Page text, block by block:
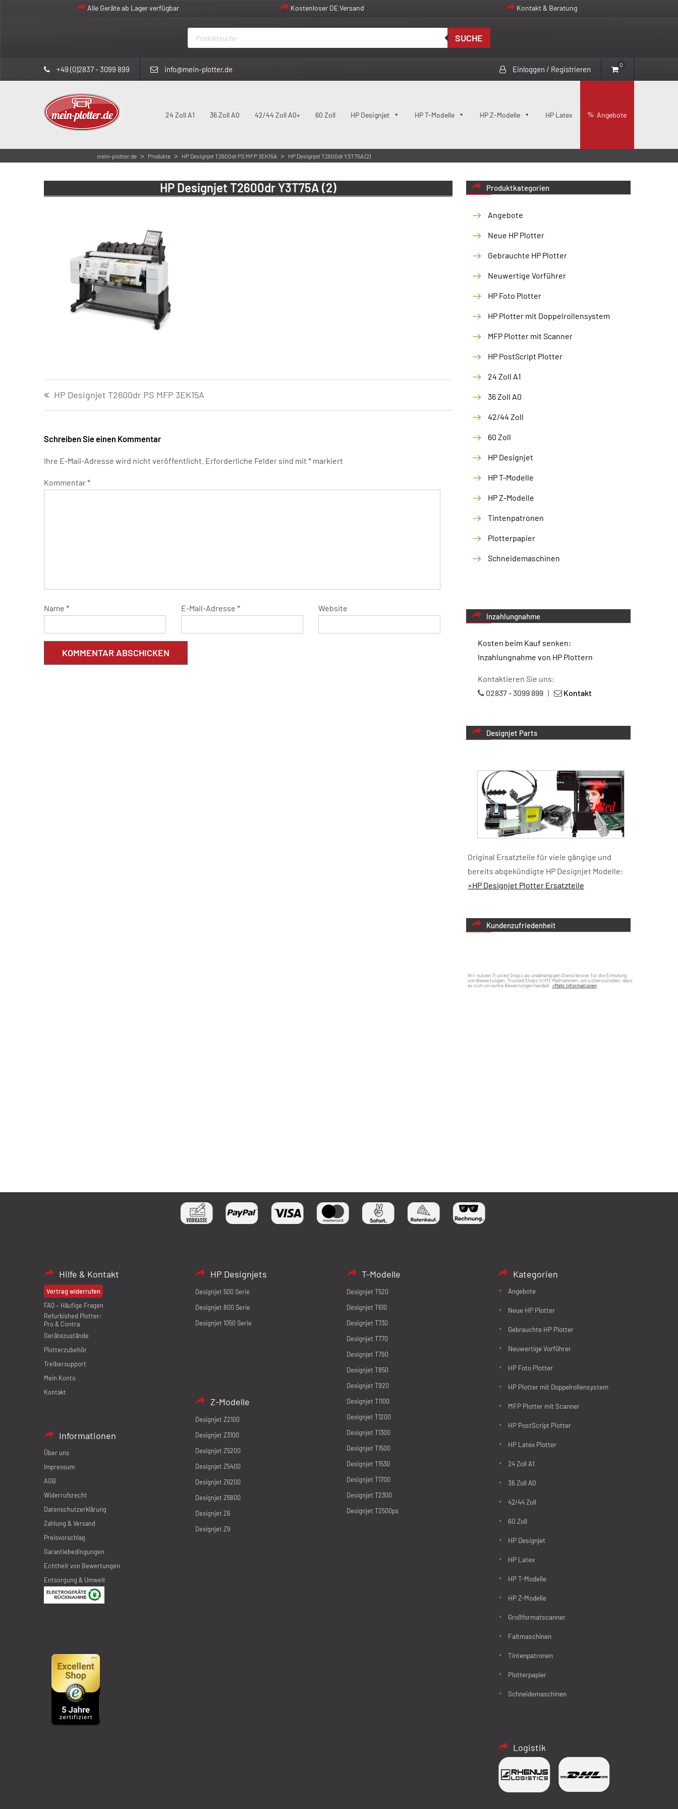
Alle Geräte ab Lager verfügbar Kostenloser DE Versand Kontakt & Beratung
Products
search
SUCHE
+49 (0)2837 - 3099 899 info@mein-plotter.de Einloggen / Registrieren 0
24 Zoll A1 36 Zoll A0 42/44 Zoll A0+ 60 Zoll HP Designjet HP T-Modelle HP Z-Modelle HP Latex Angebote
mein-plotter.de > Produkte > HP Designjet T2600dr PS MFP 3EK15A > HP Designjet T2600dr Y3T75A (2)
HP Designjet T2600dr Y3T75A (2)
HP Designjet T2600dr PS MFP 3EK15A
Schreiben Sie einen Kommentar
Ihre E-Mail-Adresse wird nicht veröffentlicht. Erforderliche Felder sind mit * markiert
Kommentar*
Name * E-Mail-Adresse * Website
Produktkategorien
Angebote
Neue HP Plotter
Gebrauchte HP Plotter
Neuwertige Vorführer
HP Foto Plotter
HP Plotter mit Doppelrollensystem
MFP Plotter mit Scanner
HP PostScript Plotter
24 Zoll A1
36 Zoll A0
42/44 Zoll
60 Zoll
HP Designjet
HP T-Modelle
HP Z-Modelle
Tintenpatronen
Plotterpapier
Schneidemaschinen
Inzahlungnahme
Kosten beim Kauf senken:
Inzahlungnahme von HP Plottern
Kontaktieren Sie uns:
02837 - 3099 899 | Kontakt
Designjet Parts
Original Ersatzteile für viele gängige und
bereits abgekündigte HP Designjet Modelle:
»HP Designjet Plotter Ersatzteile
Kundenzufriedenheit
Wir nutzen Trusted Shops als unabhängigen Dienstleister für die Einholung
von Bewertungen. Trusted Shops trifft Maßnahmen, um sicherzustellen, dass
es sich um echte Bewertungen handelt. »Mehr Informationen
Hilfe & Kontakt
Vertrag widerrufen
FAQ – Häufige Fragen
Refurbished Plotter:
Pro & Contra
Gerätezustände
Plotterzubehör
Treibersupport
Mein Konto
Kontakt
Informationen
Über uns
Impressum
AGB
Widerrufsrecht
Datenschutzerklärung
Zahlung & Versand
Preisvorschlag
Garantiebedingungen
Echtheit von Bewertungen
Entsorgung & Umwelt
HP Designjets
Designjet 500 Serie
Designjet 800 Serie
Designjet 1050 Serie
Z-Modelle
Designjet Z2100
Designjet Z3100
Designjet Z5200
Designjet Z5400
Designjet Z6200
Designjet Z6800
Designjet Z6
Designjet Z9
T-Modelle
Designjet T520
Designjet T610
Designjet T730
Designjet T770
Designjet T790
Designjet T850
Designjet T920
Designjet T1100
Designjet T1200
Designjet T1300
Designjet T1500
Designjet T1530
Designjet T1700
Designjet T2300
Designjet T2500ps
Kategorien
Angebote
Neue HP Plotter
Gebrauchte HP Plotter
Neuwertige Vorführer
HP Foto Plotter
HP Plotter mit Doppelrollensystem
MFP Plotter mit Scanner
HP PostScript Plotter
HP Latex Plotter
24 Zoll A1
36 Zoll A0
42/44 Zoll
60 Zoll
HP Designjet
HP Latex
HP T-Modelle
HP Z-Modelle
Großformatscanner
Faltmaschinen
Tintenpatronen
Plotterpapier
Schneidemaschinen
Logistik